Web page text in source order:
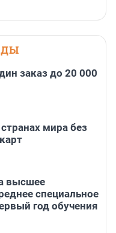
заказ до 20 000
мира без
высшее
специальное
год обучения